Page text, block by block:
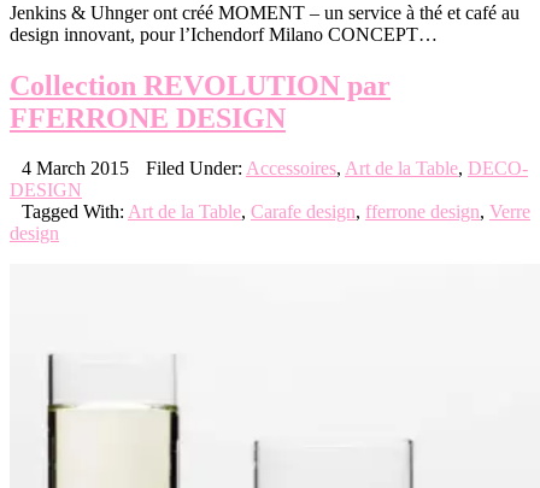
Jenkins & Uhnger ont créé MOMENT – un service à thé et café au
design innovant, pour l’Ichendorf Milano CONCEPT…
Collection REVOLUTION par
FFERRONE DESIGN
4 March 2015 Filed Under: Accessoires, Art de la Table, DECO-
DESIGN
Tagged With: Art de la Table, Carafe design, fferrone design, Verre
design